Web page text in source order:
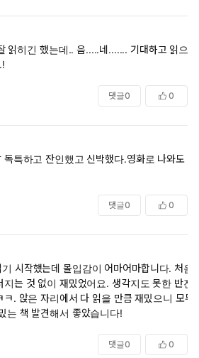
읽히긴 했는데.. 음.....네....... 기대하고 읽으
댓글0 0
독특하고 잔인했고 신박했다.영화로 나와도
댓글0 0
시작했는데 몰입감이 어마어마합니다. 처음
는 것 없이 재밌었어요. 생각지도 못한 반전
. 앉은 자리에서 다 읽을 만큼 재밌으니 모두
는 책 발견해서 좋았습니다!
댓글0 0